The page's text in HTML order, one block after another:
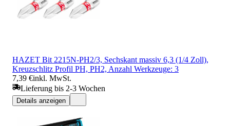
HAZET Bit 2215N-PH2/3, Sechskant massiv 6,3 (1/4 Zoll),
Kreuzschlitz Profil PH, PH2, Anzahl Werkzeuge: 3
7,39 €inkl. MwSt.
Lieferung bis 2-3 Wochen
Details anzeigen